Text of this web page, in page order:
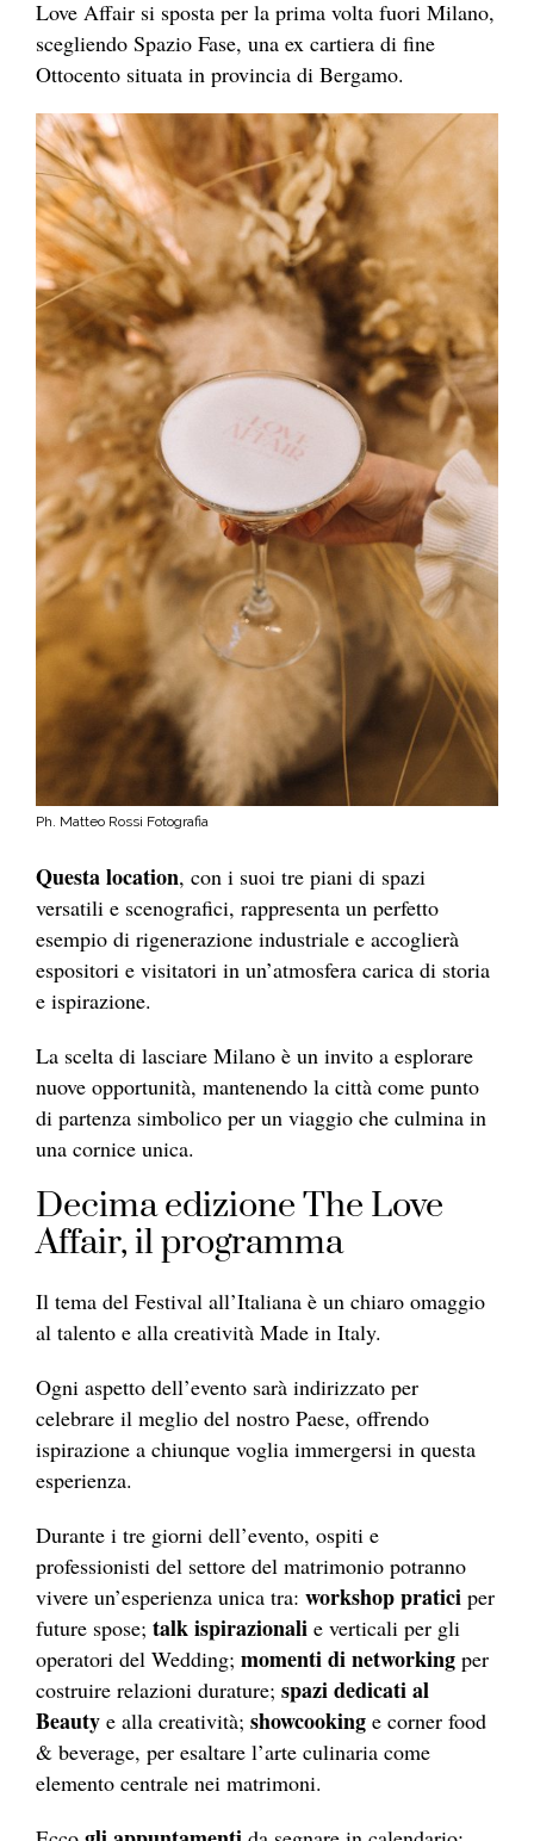
Love Affair si sposta per la prima volta fuori Milano,
scegliendo Spazio Fase, una ex cartiera di fine
Ottocento situata in provincia di Bergamo.
Ph. Matteo Rossi Fotografia
Questa location, con i suoi tre piani di spazi
versatili e scenografici, rappresenta un perfetto
esempio di rigenerazione industriale e accoglierà
espositori e visitatori in un’atmosfera carica di storia
e ispirazione.
La scelta di lasciare Milano è un invito a esplorare
nuove opportunità, mantenendo la città come punto
di partenza simbolico per un viaggio che culmina in
una cornice unica.
Decima edizione The Love
Affair, il programma
Il tema del Festival all’Italiana è un chiaro omaggio
al talento e alla creatività Made in Italy.
Ogni aspetto dell’evento sarà indirizzato per
celebrare il meglio del nostro Paese, offrendo
ispirazione a chiunque voglia immergersi in questa
esperienza.
Durante i tre giorni dell’evento, ospiti e
professionisti del settore del matrimonio potranno
vivere un’esperienza unica tra: workshop pratici per
future spose; talk ispirazionali e verticali per gli
operatori del Wedding; momenti di networking per
costruire relazioni durature; spazi dedicati al
Beauty e alla creatività; showcooking e corner food
& beverage, per esaltare l’arte culinaria come
elemento centrale nei matrimoni.